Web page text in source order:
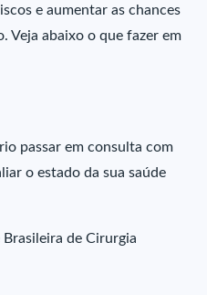
e aumentar as chances
Veja abaixo o que fazer em
passar em consulta com
o estado da sua saúde
de Cirurgia